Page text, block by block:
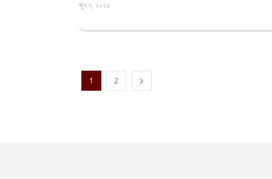
জুন ৭, ২০২৫
1 2